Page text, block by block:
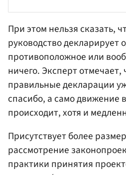
При этом нельзя сказать,
руководство декларирует
противоположное или
ничего. Эксперт отмечает,
правильные декларации
спасибо, а само движение
происходит, хотя и
Присутствует более
рассмотрение
практики принятия